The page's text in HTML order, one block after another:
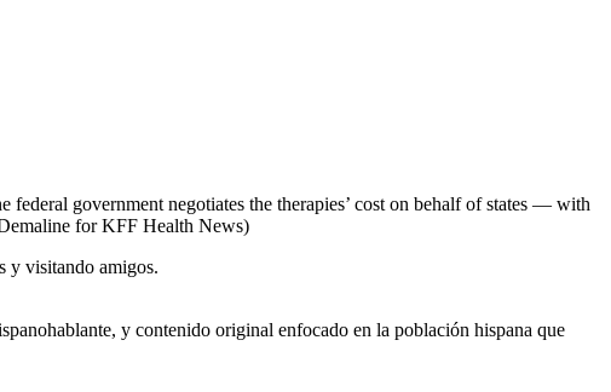
government negotiates the therapies’ cost on behalf of states — with
for KFF Health News)
y visitando amigos.
y contenido original enfocado en la población hispana que